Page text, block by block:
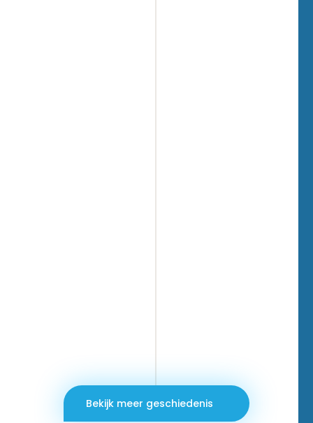
Bekijk meer geschiedenis